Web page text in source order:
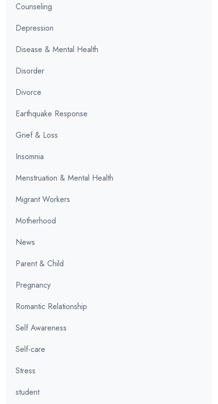
Counseling
Depression
Disease & Mental Health
Disorder
Divorce
Earthquake Response
Grief & Loss
Insomnia
Menstruation & Mental Health
Migrant Workers
Motherhood
News
Parent & Child
Pregnancy
Romantic Relationship
Self Awareness
Self-care
Stress
student